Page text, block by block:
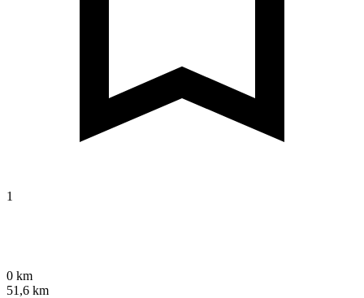
1
0 km
51,6 km